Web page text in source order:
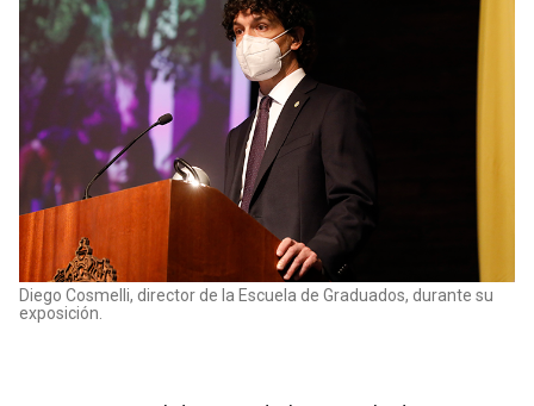
Diego Cosmelli, director de la Escuela de Graduados, durante su
exposición.